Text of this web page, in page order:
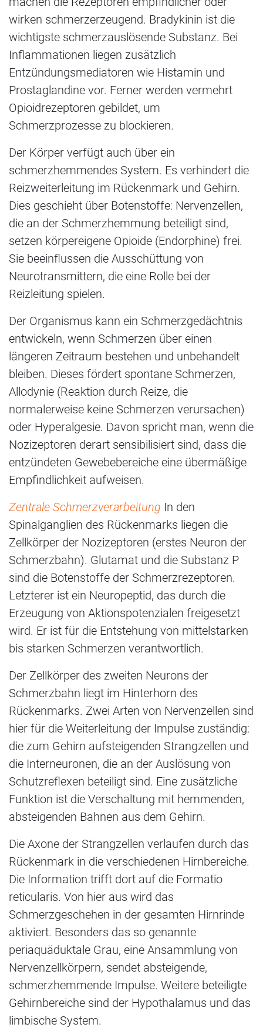
wirken schmerzerzeugend. Bradykinin ist die
wichtigste schmerzauslösende Substanz. Bei
Inflammationen liegen zusätzlich
Entzündungsmediatoren wie Histamin und
Prostaglandine vor. Ferner werden vermehrt
Opioidrezeptoren gebildet, um
Schmerzprozesse zu blockieren.
Der Körper verfügt auch über ein
schmerzhemmendes System. Es verhindert die
Reizweiterleitung im Rückenmark und Gehirn.
Dies geschieht über Botenstoffe: Nervenzellen,
die an der Schmerzhemmung beteiligt sind,
setzen körpereigene Opioide (Endorphine) frei.
Sie beeinflussen die Ausschüttung von
Neurotransmittern, die eine Rolle bei der
Reizleitung spielen.
Der Organismus kann ein Schmerzgedächtnis
entwickeln, wenn Schmerzen über einen
längeren Zeitraum bestehen und unbehandelt
bleiben. Dieses fördert spontane Schmerzen,
Allodynie (Reaktion durch Reize, die
normalerweise keine Schmerzen verursachen)
oder Hyperalgesie. Davon spricht man, wenn die
Nozizeptoren derart sensibilisiert sind, dass die
entzündeten Gewebebereiche eine übermäßige
Empfindlichkeit aufweisen.
Zentrale Schmerzverarbeitung In den
Spinalganglien des Rückenmarks liegen die
Zellkörper der Nozizeptoren (erstes Neuron der
Schmerzbahn). Glutamat und die Substanz P
sind die Botenstoffe der Schmerzrezeptoren.
Letzterer ist ein Neuropeptid, das durch die
Erzeugung von Aktionspotenzialen freigesetzt
wird. Er ist für die Entstehung von mittelstarken
bis starken Schmerzen verantwortlich.
Der Zellkörper des zweiten Neurons der
Schmerzbahn liegt im Hinterhorn des
Rückenmarks. Zwei Arten von Nervenzellen sind
hier für die Weiterleitung der Impulse zuständig:
die zum Gehirn aufsteigenden Strangzellen und
die Interneuronen, die an der Auslösung von
Schutzreflexen beteiligt sind. Eine zusätzliche
Funktion ist die Verschaltung mit hemmenden,
absteigenden Bahnen aus dem Gehirn.
Die Axone der Strangzellen verlaufen durch das
Rückenmark in die verschiedenen Hirnbereiche.
Die Information trifft dort auf die Formatio
reticularis. Von hier aus wird das
Schmerzgeschehen in der gesamten Hirnrinde
aktiviert. Besonders das so genannte
periaquäduktale Grau, eine Ansammlung von
Nervenzellkörpern, sendet absteigende,
schmerzhemmende Impulse. Weitere beteiligte
Gehirnbereiche sind der Hypothalamus und das
limbische System.